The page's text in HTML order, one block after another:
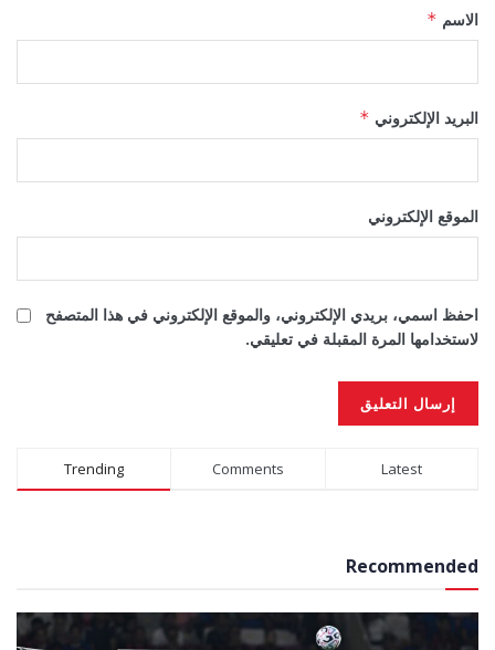
الاسم *
البريد الإلكتروني *
الموقع الإلكتروني
احفظ اسمي، بريدي الإلكتروني، والموقع الإلكتروني في هذا المتصفح
لاستخدامها المرة المقبلة في تعليقي.
Trending Comments Latest
Recommended